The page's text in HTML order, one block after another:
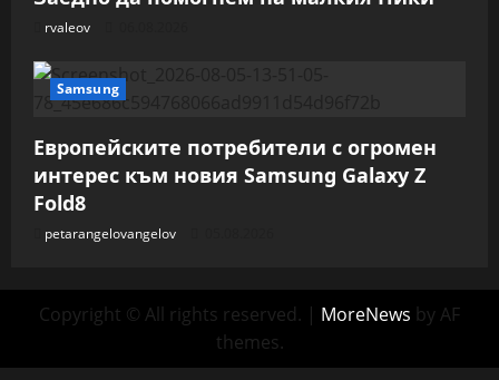
rvaleov
Samsung
Европейските потребители с огромен
интерес към новия Samsung Galaxy Z
Fold8
petarangelovangelov
Copyright © All rights reserved. | MoreNews by AF
themes.